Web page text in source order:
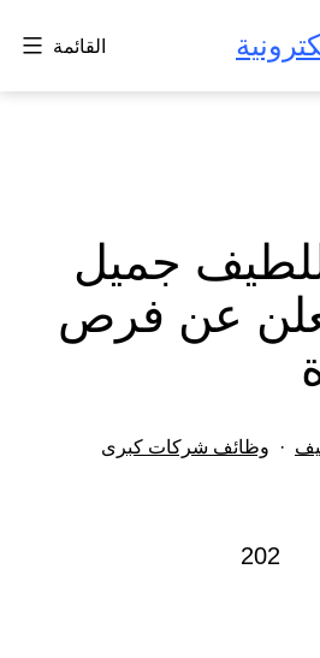
القائمة
جميل
عن فرص
مصنف
وظائف شركات كبرى